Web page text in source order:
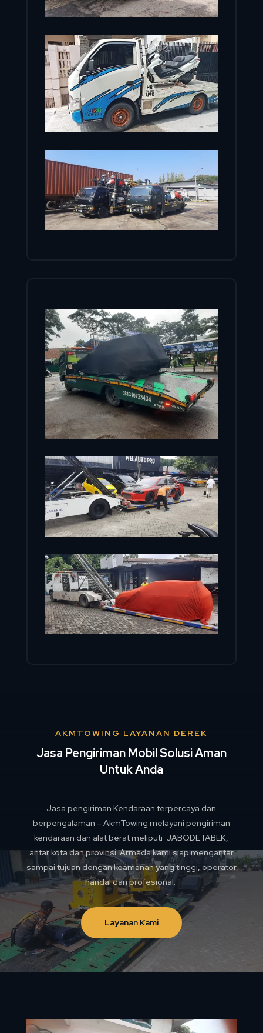
AKMTOWING LAYANAN DEREK
Jasa Pengiriman Mobil Solusi Aman
Untuk Anda
Jasa pengiriman Kendaraan terpercaya dan
berpengalaman – AkmTowing melayani pengiriman
kendaraan dan alat berat meliputi JABODETABEK,
antar kota dan provinsi. Armada kami siap mengantar
sampai tujuan dengan keamanan yang tinggi, operator
handal dan profesional.
Layanan Kami